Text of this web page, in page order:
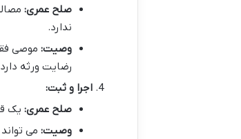
صلح عمری:
ندارد.
وصیت: موصی
رضایت ورثه
اجرا و ثبت:
صلح عمری: یک
وصیت: می